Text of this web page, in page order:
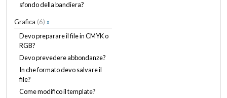
sfondo della bandiera?
Grafica (6) »
Devo preparare il file in CMYK o
RGB?
Devo prevedere abbondanze?
In che formato devo salvare il
file?
Come modifico il template?